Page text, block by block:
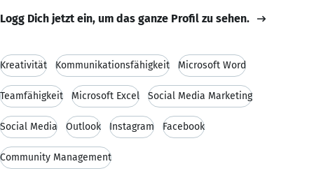
Logg Dich jetzt ein, um das ganze Profil zu sehen.
Kreativität Kommunikationsfähigkeit Microsoft Word
Teamfähigkeit Microsoft Excel Social Media Marketing
Social Media Outlook Instagram Facebook
Community Management